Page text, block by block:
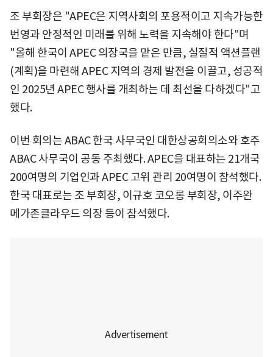
조 부회장은 "APEC은 지역사회의 포용적이고 지속가능한
번영과 안정적인 미래를 위해 노력을 지속해야 한다"며
"올해 한국이 APEC 의장국을 맡은 만큼, 실질적 액션플랜
(계획)을 마련해 APEC 지역의 경제 발전을 이끌고, 성공적
인 2025년 APEC 행사를 개최하는 데 최선을 다하겠다"고
했다.
이번 회의는 ABAC 한국 사무국인 대한상공회의소와 호주
ABAC 사무국이 공동 주최했다. APEC을 대표하는 21개국
200여명의 기업인과 APEC 고위 관리 20여명이 참석했다.
한국 대표로는 조 부회장, 이규호 코오롱 부회장, 이주완
메가존클라우드 의장 등이 참석했다.